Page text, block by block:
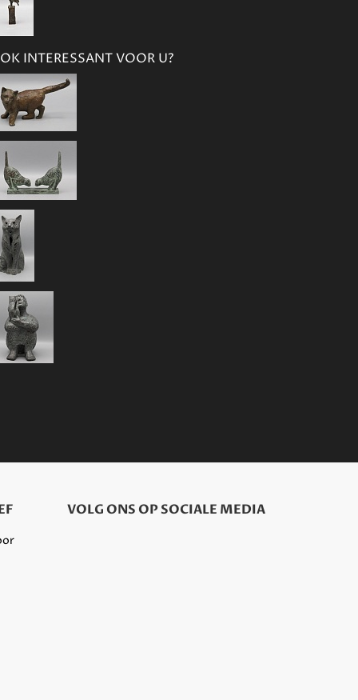
INTERESSANT VOOR U?
VOLG ONS OP SOCIALE MEDIA